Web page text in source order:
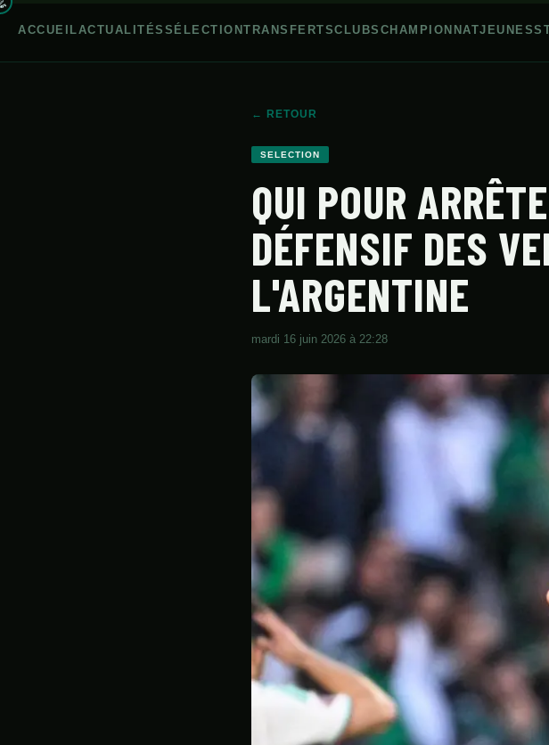
ACCUEILACTUALITÉS SÉLECTION TRANSFERTSCLUBS CHAMPIONNATJEUNES
← RETOUR
SELECTION
QUI POUR
DÉFENSIF DES
L'ARGENTINE
mardi 16 juin 2026 à 22:28